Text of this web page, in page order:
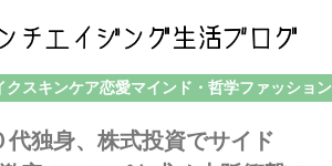
ク スキンケア恋愛マインド・哲学ファッション
代独身、株式投資でサイド